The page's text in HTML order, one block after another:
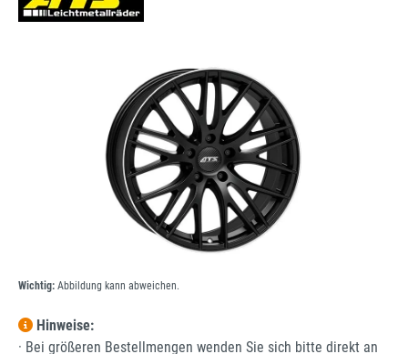
Bildergalerie überspringen
Wichtig: Abbildung kann abweichen.
Hinweise:
· Bei größeren Bestellmengen wenden Sie sich bitte direkt an